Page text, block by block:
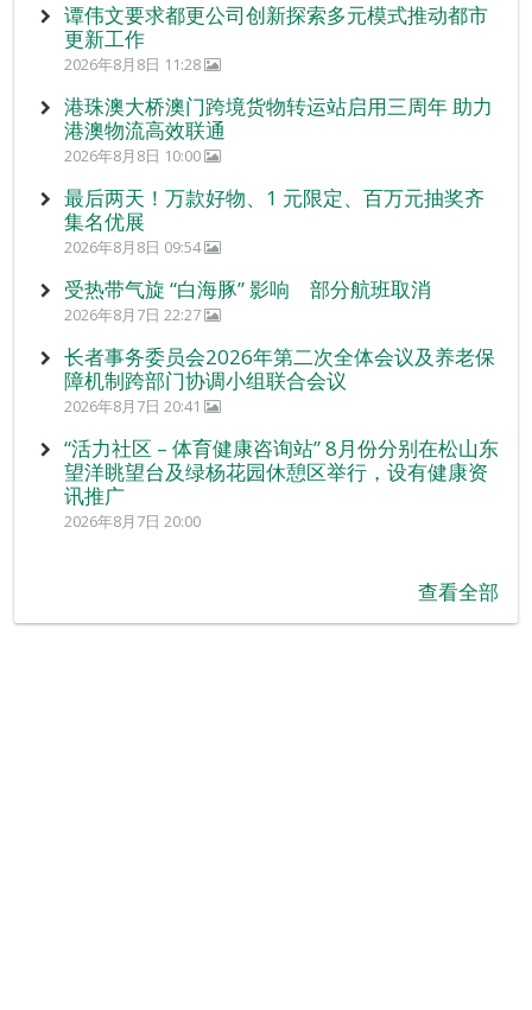
谭伟文要求都更公司创新探索多元模式推动都市
更新工作
2026年8月8日 11:28
港珠澳大桥澳门跨境货物转运站启用三周年 助力
港澳物流高效联通
2026年8月8日 10:00
最后两天！万款好物、1 元限定、百万元抽奖齐
集名优展
2026年8月8日 09:54
受热带气旋 “白海豚” 影响 部分航班取消
2026年8月7日 22:27
长者事务委员会2026年第二次全体会议及养老保
障机制跨部门协调小组联合会议
2026年8月7日 20:41
“活力社区 – 体育健康咨询站” 8月份分别在松山东
望洋眺望台及绿杨花园休憩区举行，设有健康资
讯推广
2026年8月7日 20:00
查看全部